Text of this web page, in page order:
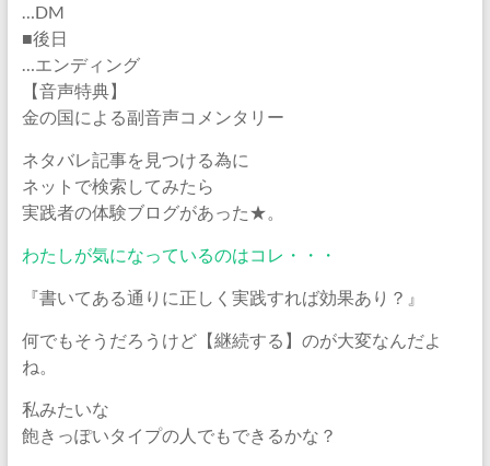
…DM
■後日
…エンディング
【音声特典】
金の国による副音声コメンタリー
ネタバレ記事を見つける為に
ネットで検索してみたら
実践者の体験ブログがあった★。
わたしが気になっているのはコレ・・・
『書いてある通りに正しく実践すれば効果あり？』
何でもそうだろうけど【継続する】のが大変なんだよ
ね。
私みたいな
飽きっぽいタイプの人でもできるかな？